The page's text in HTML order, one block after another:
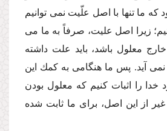
ما تنها با اصل علّیت نمى توانیم
زیرا اصل علیت، صرفاً به ما مى
معلول باشد، باید علت داشته
نمى آید. پس ما هنگامى به كمك این
خدا را اثبات كنیم كه معلول بودن
غیر از این اصل، براى ما ثابت شده